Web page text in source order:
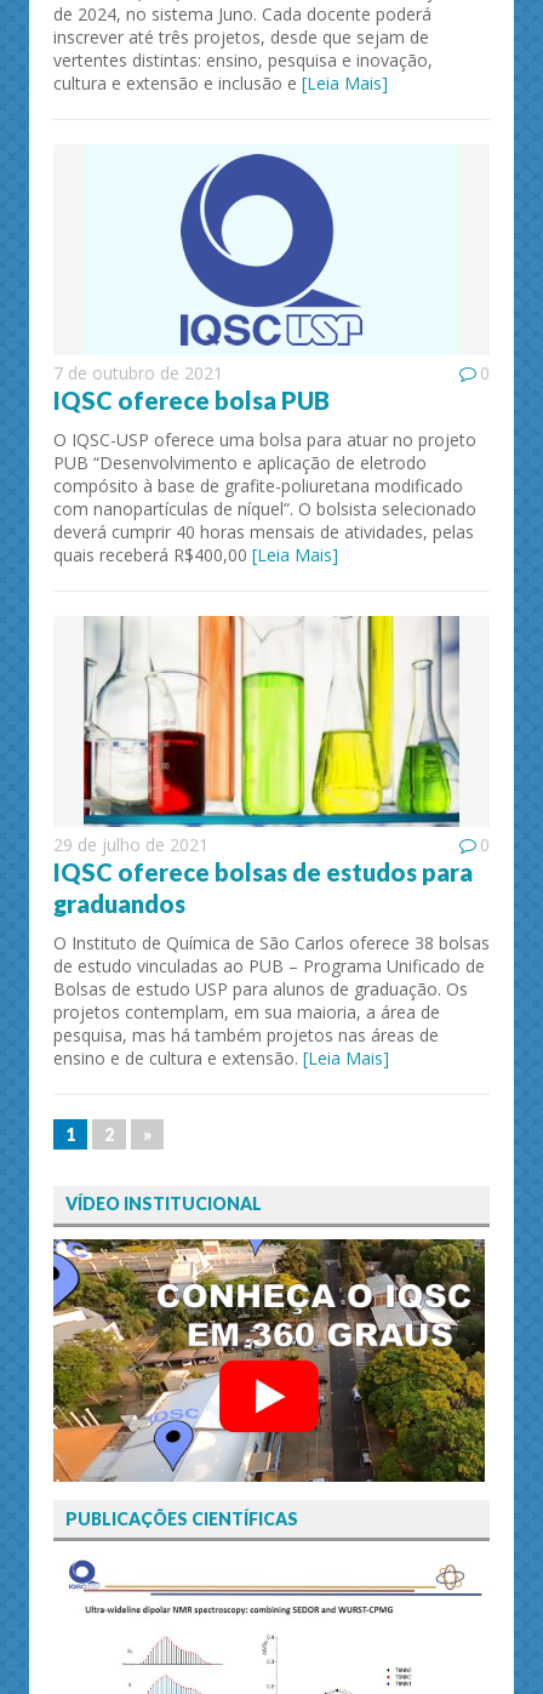
de 2024, no sistema Juno. Cada docente poderá
inscrever até três projetos, desde que sejam de
vertentes distintas: ensino, pesquisa e inovação,
cultura e extensão e inclusão e [Leia Mais]
7 de outubro de 2021 0
IQSC oferece bolsa PUB
O IQSC-USP oferece uma bolsa para atuar no projeto
PUB “Desenvolvimento e aplicação de eletrodo
compósito à base de grafite-poliuretana modificado
com nanopartículas de níquel”. O bolsista selecionado
deverá cumprir 40 horas mensais de atividades, pelas
quais receberá R$400,00 [Leia Mais]
29 de julho de 2021 0
IQSC oferece bolsas de estudos para
graduandos
O Instituto de Química de São Carlos oferece 38 bolsas
de estudo vinculadas ao PUB – Programa Unificado de
Bolsas de estudo USP para alunos de graduação. Os
projetos contemplam, em sua maioria, a área de
pesquisa, mas há também projetos nas áreas de
ensino e de cultura e extensão. [Leia Mais]
1 2 »
VÍDEO INSTITUCIONAL
PUBLICAÇÕES CIENTÍFICAS